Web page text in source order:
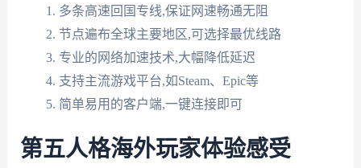
多条高速回国专线,保证网速畅通无阻
节点遍布全球主要地区,可选择最优线路
专业的网络加速技术,大幅降低延迟
支持主流游戏平台,如Steam、Epic等
简单易用的客户端,一键连接即可
第五人格海外玩家体验感受